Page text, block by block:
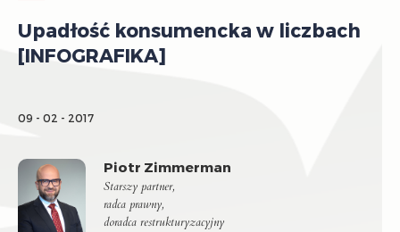
Upadłość konsumencka w liczbach
[INFOGRAFIKA]
09 - 02 - 2017
Piotr Zimmerman
Starszy partner,
radca prawny,
doradca restrukturyzacyjny